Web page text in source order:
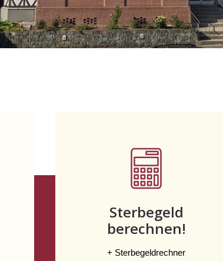
Sterbegeld
berechnen!
+ Sterbegeldrechner